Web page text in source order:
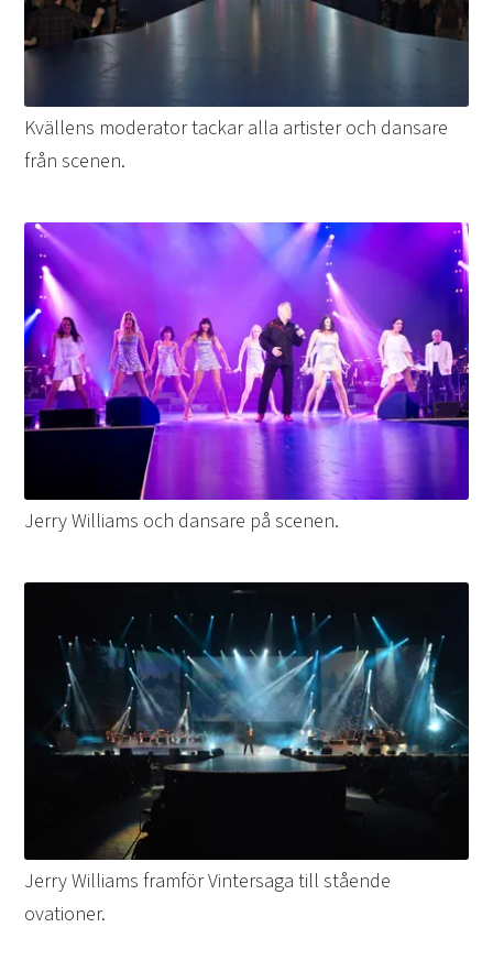
Kvällens moderator tackar alla artister och dansare
från scenen.
Jerry Williams och dansare på scenen.
Jerry Williams framför Vintersaga till stående
ovationer.